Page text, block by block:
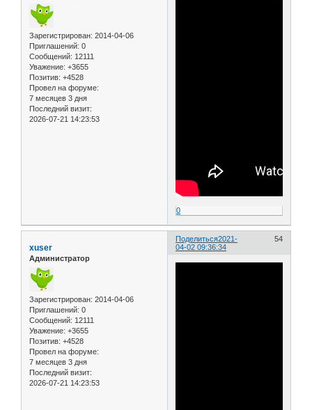
Зарегистрирован: 2014-04-06
Приглашений: 0
Сообщений: 12111
Уважение: +3655
Позитив: +4528
Провел на форуме:
7 месяцев 3 дня
Последний визит:
2026-07-21 14:23:53
0
Поделиться 54
2021-
04-02 09:36:34
xuser
Администратор
Зарегистрирован: 2014-04-06
Приглашений: 0
Сообщений: 12111
Уважение: +3655
Позитив: +4528
Провел на форуме:
7 месяцев 3 дня
Последний визит:
2026-07-21 14:23:53